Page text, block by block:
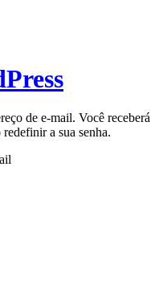
de e-mail. Você receberá
a sua senha.